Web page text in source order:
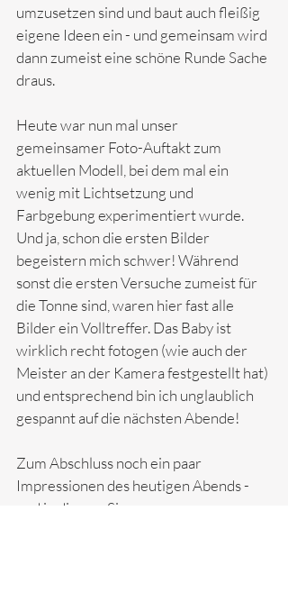
umzusetzen sind und baut auch fleißig
eigene Ideen ein - und gemeinsam wird
dann zumeist eine schöne Runde Sache
draus.
Heute war nun mal unser
gemeinsamer Foto-Auftakt zum
aktuellen Modell, bei dem mal ein
wenig mit Lichtsetzung und
Farbgebung experimentiert wurde.
Und ja, schon die ersten Bilder
begeistern mich schwer! Während
sonst die ersten Versuche zumeist für
die Tonne sind, waren hier fast alle
Bilder ein Volltreffer. Das Baby ist
wirklich recht fotogen (wie auch der
Meister an der Kamera festgestellt hat)
und entsprechend bin ich unglaublich
gespannt auf die nächsten Abende!
Zum Abschluss noch ein paar
Impressionen des heutigen Abends -
und in diesem Sinne ...